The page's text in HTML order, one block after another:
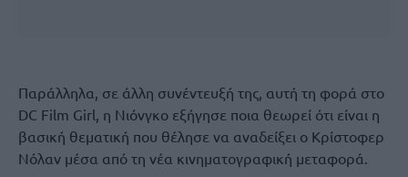
Παράλληλα, σε άλλη συνέντευξή της, αυτή τη φορά στο
DC Film Girl, η Νιόνγκο εξήγησε ποια θεωρεί ότι είναι η
βασική θεματική που θέλησε να αναδείξει ο Κρίστοφερ
Νόλαν μέσα από τη νέα κινηματογραφική μεταφορά.